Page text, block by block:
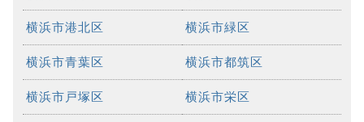
横浜市港北区 横浜市緑区
横浜市青葉区 横浜市都筑区
横浜市戸塚区 横浜市栄区